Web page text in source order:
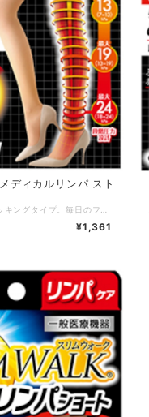
ディカルリンパ スト
¥1,361